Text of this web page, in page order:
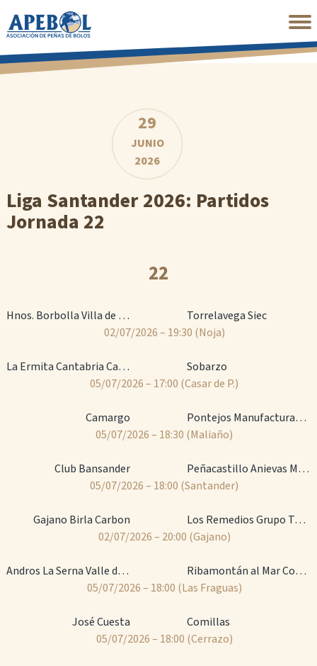
al
principal
29
JUNIO
2026
Liga Santander 2026: Partidos
Jornada 22
22
Hnos. Borbolla Villa de Noja
Torrelavega Siec
02/07/2026 – 19:30 (Noja)
La Ermita Cantabria Casar P.
Sobarzo
05/07/2026 – 17:00 (Casar de P.)
Camargo
Pontejos Manufacturas Deportivas
05/07/2026 – 18:30 (Maliaño)
Club Bansander
Peñacastillo Anievas Mayba
05/07/2026 – 18:00 (Santander)
Gajano Birla Carbon
Los Remedios Grupo Teiba
02/07/2026 – 20:00 (Gajano)
Andros La Serna Valle de Iguña
Ribamontán al Mar Const. Cárcoba
05/07/2026 – 18:00 (Las Fraguas)
José Cuesta
Comillas
05/07/2026 – 18:00 (Cerrazo)